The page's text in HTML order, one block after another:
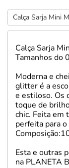
Calça Sarja Mini
Calça Sarja
Tamanhos do
Moderna e
glitter é a
e estiloso. Os
toque de
chic. Feita em
perfeita para o
Esta e outras
na PLANETA